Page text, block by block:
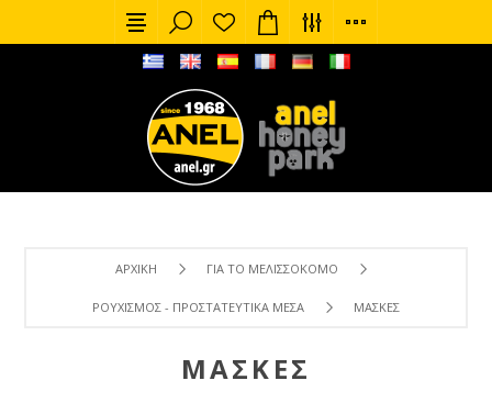
ΑΡΧΙΚΉ ΓΙΑ ΤΟ ΜΕΛΙΣΣΟΚΌΜΟ
ΡΟΥΧΙΣΜΌΣ - ΠΡΟΣΤΑΤΕΥΤΙΚΆ ΜΈΣΑ ΜΆΣΚΕΣ
ΜΆΣΚΕΣ